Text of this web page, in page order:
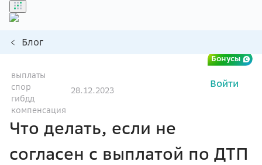
Бонусы
Войти
Блог
выплаты
спор
гибдд
компенсация
28.12.2023
Что делать, если не
согласен с выплатой по ДТП